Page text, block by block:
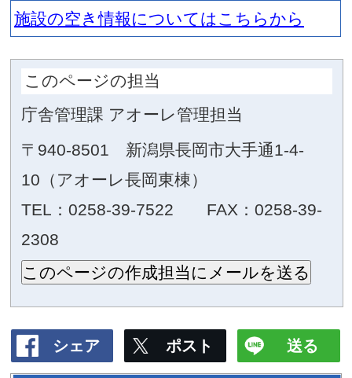
面 積
約2,250m 2
床仕上げ
土間調舗装（一部杉材貼り）
可